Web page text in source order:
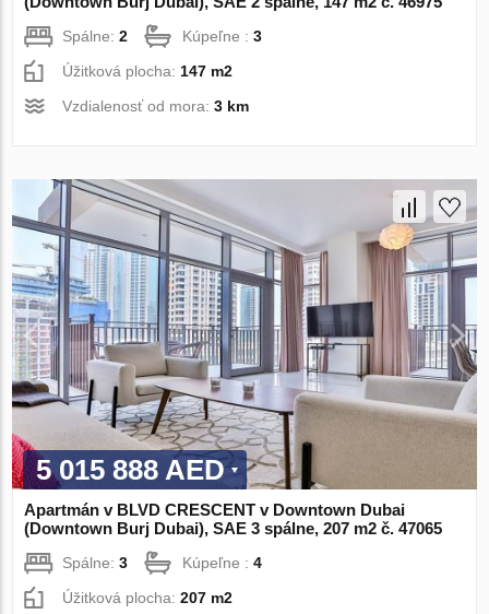
Spálne:2 Kúpeľne :3
Úžitková plocha: 147 m2
Vzdialenosť od mora:3 km
5 015 888 AED
Apartmán v BLVD CRESCENT v Downtown Dubai
(Downtown Burj Dubai), SAE 3 spálne, 207 m2 č. 47065
Spálne:3 Kúpeľne :4
Úžitková plocha:207 m2